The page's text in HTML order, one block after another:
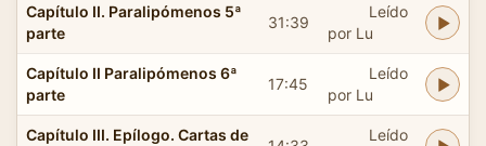
Capítulo II. Paralipómenos 5ª
parte
31:39
Leído
por Lu
Capítulo II Paralipómenos 6ª
parte
17:45
Leído
por Lu
Capítulo III. Epílogo. Cartas de Leído